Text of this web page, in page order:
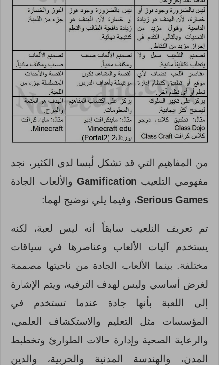
من المفاهيم التي قد تشكل لُبسا لدى الكثير، نجد
مفهومي التلعيب Gamification والألعاب الجادة
Serious Games، وفيما يلي توضيح لهما:
تم تعريف التلعيب سابقاً أنه ليس لعبة، لكنه
يستخدم آليات الألعاب وعناصرها في سياقات
مختلفة. بينما الألعاب الجادة من ناحيتها مصممة
لغرض أساسي وليس لهدف الترفيه، ويتم الإشارة
إلى اللعبة بأنها جادة عندما تستخدم في
المؤسسات مثل التعليم والاستكشاف العلمي،
والرعاية الصحية وإدارة حالات الطوارئ وتخطيط
المدن، والهندسة المدنية والحربية، والدين